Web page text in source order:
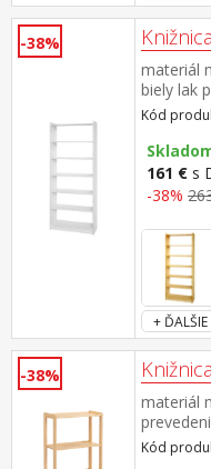
-38%
materiál
biely lak
Kód
161 € s
-38%
+ ĎALŠIE
-38%
materiál
Kód